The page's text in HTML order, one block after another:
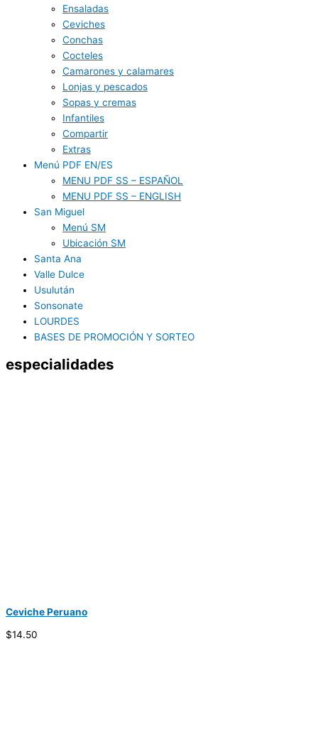
Ensaladas
Ceviches
Conchas
Cocteles
Camarones y calamares
Lonjas y pescados
Sopas y cremas
Infantiles
Compartir
Extras
Menú PDF EN/ES
MENU PDF SS – ESPAÑOL
MENU PDF SS – ENGLISH
San Miguel
Menú SM
Ubicación SM
Santa Ana
Valle Dulce
Usulután
Sonsonate
LOURDES
BASES DE PROMOCIÓN Y SORTEO
especialidades
Ceviche Peruano
$14.50